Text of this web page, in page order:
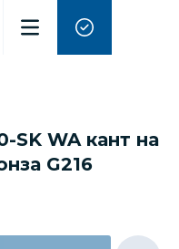
SK WA кант на
G216